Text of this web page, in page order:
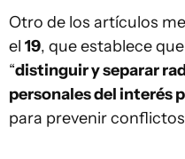
Otro de los artículos
el 19, que establece
“distinguir y separar
personales del interés
para prevenir